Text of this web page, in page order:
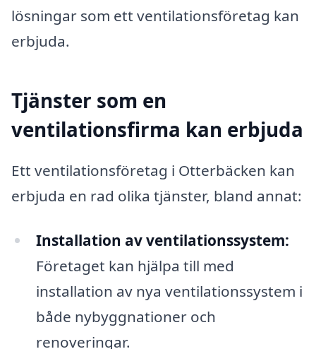
lösningar som ett ventilationsföretag kan
erbjuda.
Tjänster som en
ventilationsfirma kan erbjuda
Ett ventilationsföretag i Otterbäcken kan
erbjuda en rad olika tjänster, bland annat:
Installation av ventilationssystem:
Företaget kan hjälpa till med
installation av nya ventilationssystem i
både nybyggnationer och
renoveringar.